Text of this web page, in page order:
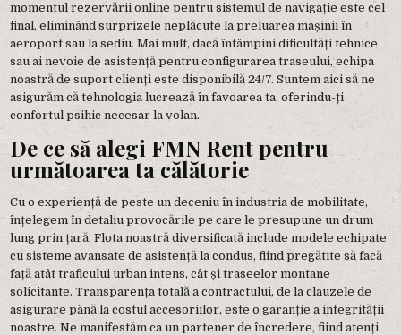
momentul rezervării online pentru sistemul de navigație este cel
final, eliminând surprizele neplăcute la preluarea mașinii în
aeroport sau la sediu. Mai mult, dacă întâmpini dificultăți tehnice
sau ai nevoie de asistență pentru configurarea traseului, echipa
noastră de suport clienți este disponibilă 24/7. Suntem aici să ne
asigurăm că tehnologia lucrează în favoarea ta, oferindu-ți
confortul psihic necesar la volan.
De ce să alegi FMN Rent pentru
următoarea ta călătorie
Cu o experiență de peste un deceniu în industria de mobilitate,
înțelegem în detaliu provocările pe care le presupune un drum
lung prin țară. Flota noastră diversificată include modele echipate
cu sisteme avansate de asistență la condus, fiind pregătite să facă
față atât traficului urban intens, cât și traseelor montane
solicitante. Transparența totală a contractului, de la clauzele de
asigurare până la costul accesoriilor, este o garanție a integrității
noastre. Ne manifestăm ca un partener de încredere, fiind atenți